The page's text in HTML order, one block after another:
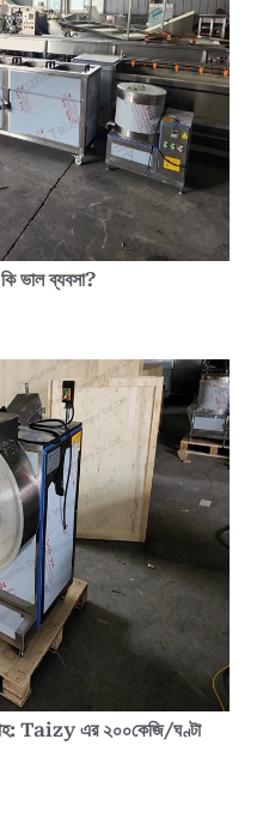
ভাল ব্যবসা?
Taizy এর ২০০কেজি/ঘণ্টা